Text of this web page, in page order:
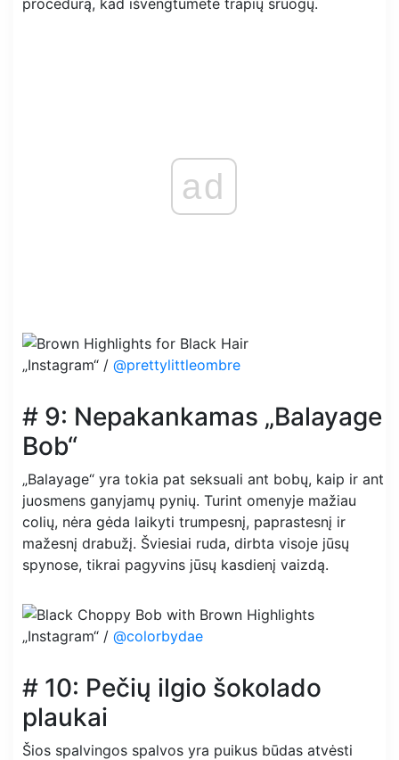
procedūrą, kad išvengtumėte trapių sruogų.
ad
„Instagram“ / @prettylittleombre
# 9: Nepakankamas „Balayage
Bob“
„Balayage“ yra tokia pat seksuali ant bobų, kaip ir ant
juosmens ganyjamų pynių. Turint omenyje mažiau
colių, nėra gėda laikyti trumpesnį, paprastesnį ir
mažesnį drabužį. Šviesiai ruda, dirbta visoje jūsų
spynose, tikrai pagyvins jūsų kasdienį vaizdą.
„Instagram“ / @colorbydae
# 10: Pečių ilgio šokolado
plaukai
Šios spalvingos spalvos yra puikus būdas atvėsti